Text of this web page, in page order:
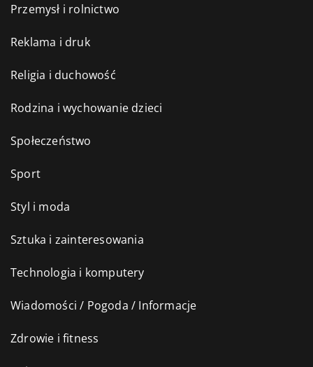
Przemysł i rolnictwo
Reklama i druk
Religia i duchowość
Rodzina i wychowanie dzieci
Społeczeństwo
Sport
Styl i moda
Sztuka i zainteresowania
Technologia i komputery
Wiadomości / Pogoda / Informacje
Zdrowie i fitness